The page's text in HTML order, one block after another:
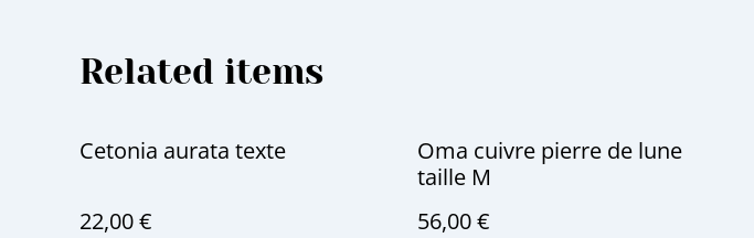
Related items
Cetonia aurata texte
22,00 €
Oma cuivre pierre de lune
taille M
56,00 €